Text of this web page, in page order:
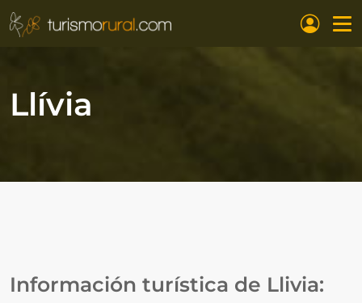
Pasar al contenido principal
Llívia
Información turística de Llivia: